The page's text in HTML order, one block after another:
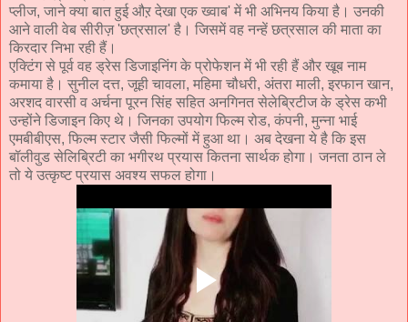
प्लीज, जाने क्या बात हुई औऱ देखा एक ख्वाब' में भी अभिनय किया है। उनकी
आने वाली वेब सीरीज़ 'छत्रसाल' है। जिसमें वह नन्हें छत्रसाल की माता का
किरदार निभा रही हैं।
एक्टिंग से पूर्व वह ड्रेस डिजाइनिंग के प्रोफेशन में भी रही हैं और खूब नाम
कमाया है। सुनील दत्त, जूही चावला, महिमा चौधरी, अंतरा माली, इरफान खान,
अरशद वारसी व अर्चना पूरन सिंह सहित अनगिनत सेलेब्रिटीज के ड्रेस कभी
उन्होंने डिजाइन किए थे। जिनका उपयोग फिल्म रोड, कंपनी, मुन्ना भाई
एमबीबीएस, फिल्म स्टार जैसी फिल्मों में हुआ था। अब देखना ये है कि इस
बॉलीवुड सेलिब्रिटी का भगीरथ प्रयास कितना सार्थक होगा। जनता ठान ले
तो ये उत्कृष्ट प्रयास अवश्य सफल होगा।